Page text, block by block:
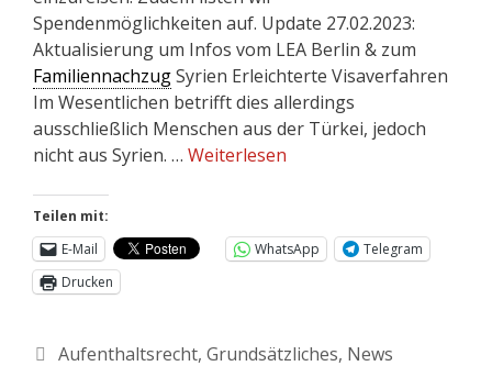
Spendenmöglichkeiten auf. Update 27.02.2023:
Aktualisierung um Infos vom LEA Berlin & zum
FamiliennachzugSyrien Erleichterte Visaverfahren
Im Wesentlichen betrifft dies allerdings
ausschließlich Menschen aus der Türkei, jedoch
nicht aus Syrien. … Weiterlesen
Teilen mit:
E-Mail
WhatsApp
Telegram
Drucken
Aufenthaltsrecht, Grundsätzliches, News